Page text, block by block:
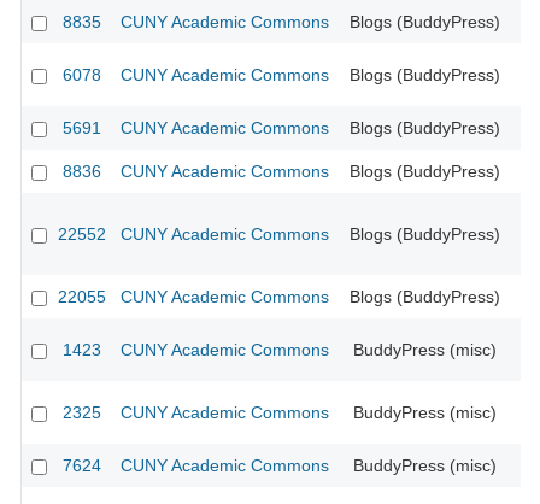
8835 CUNY Academic Commons Blogs (BuddyPress)
6078 CUNY Academic Commons Blogs (BuddyPress)
5691 CUNY Academic Commons Blogs (BuddyPress)
8836 CUNY Academic Commons Blogs (BuddyPress)
22552 CUNY Academic Commons Blogs (BuddyPress)
22055 CUNY Academic Commons Blogs (BuddyPress)
1423 CUNY Academic Commons BuddyPress (misc)
2325 CUNY Academic Commons BuddyPress (misc)
7624 CUNY Academic Commons BuddyPress (misc)